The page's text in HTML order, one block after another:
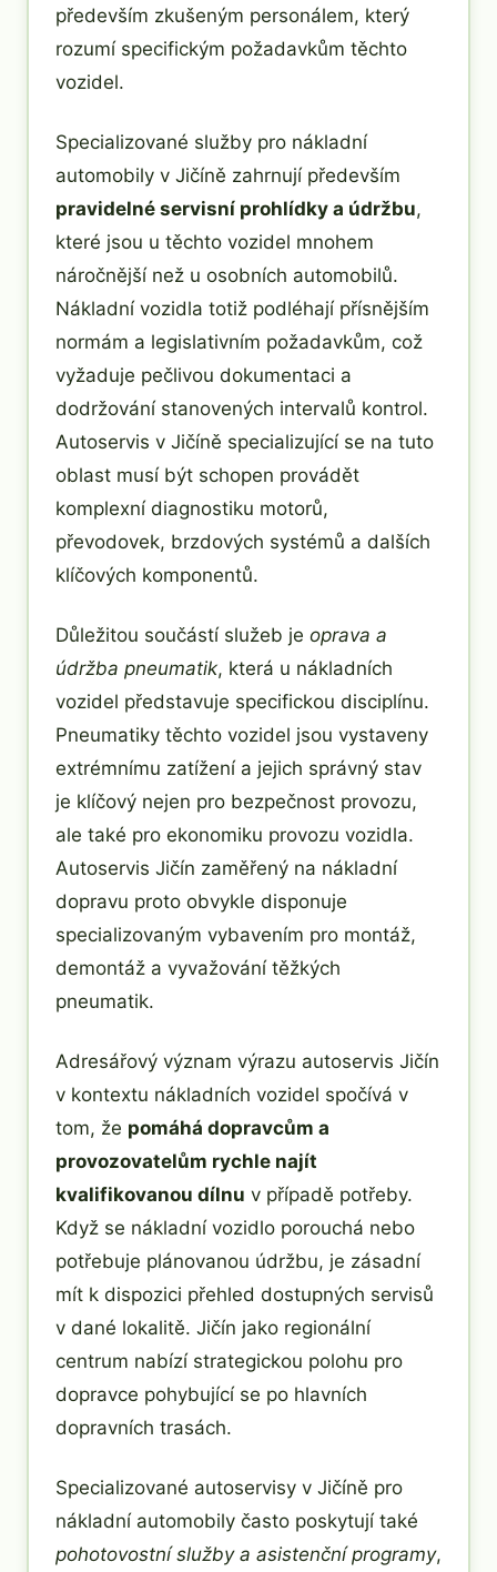
především zkušeným personálem, který
rozumí specifickým požadavkům těchto
vozidel.
Specializované služby pro nákladní
automobily v Jičíně zahrnují především
pravidelné servisní prohlídky a údržbu,
které jsou u těchto vozidel mnohem
náročnější než u osobních automobilů.
Nákladní vozidla totiž podléhají přísnějším
normám a legislativním požadavkům, což
vyžaduje pečlivou dokumentaci a
dodržování stanovených intervalů kontrol.
Autoservis v Jičíně specializující se na tuto
oblast musí být schopen provádět
komplexní diagnostiku motorů,
převodovek, brzdových systémů a dalších
klíčových komponentů.
Důležitou součástí služeb je oprava a
údržba pneumatik, která u nákladních
vozidel představuje specifickou disciplínu.
Pneumatiky těchto vozidel jsou vystaveny
extrémnímu zatížení a jejich správný stav
je klíčový nejen pro bezpečnost provozu,
ale také pro ekonomiku provozu vozidla.
Autoservis Jičín zaměřený na nákladní
dopravu proto obvykle disponuje
specializovaným vybavením pro montáž,
demontáž a vyvažování těžkých
pneumatik.
Adresářový význam výrazu autoservis Jičín
v kontextu nákladních vozidel spočívá v
tom, že pomáhá dopravcům a
provozovatelům rychle najít
kvalifikovanou dílnu v případě potřeby.
Když se nákladní vozidlo porouchá nebo
potřebuje plánovanou údržbu, je zásadní
mít k dispozici přehled dostupných servisů
v dané lokalitě. Jičín jako regionální
centrum nabízí strategickou polohu pro
dopravce pohybující se po hlavních
dopravních trasách.
Specializované autoservisy v Jičíně pro
nákladní automobily často poskytují také
pohotovostní služby a asistenční programy,